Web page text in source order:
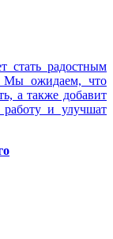
стать радостным
Мы ожидаем, что
а также добавит
и улучшат